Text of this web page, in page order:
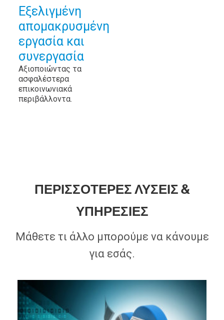
Εξελιγμένη
απομακρυσμένη
εργασία και
συνεργασία
Αξιοποιώντας τα
ασφαλέστερα
επικοινωνιακά
περιβάλλοντα.
ΠΕΡΙΣΣΟΤΕΡΕΣ ΛΥΣΕΙΣ &
ΥΠΗΡΕΣΙΕΣ
Μάθετε τι άλλο μπορούμε να κάνουμε
για εσάς.